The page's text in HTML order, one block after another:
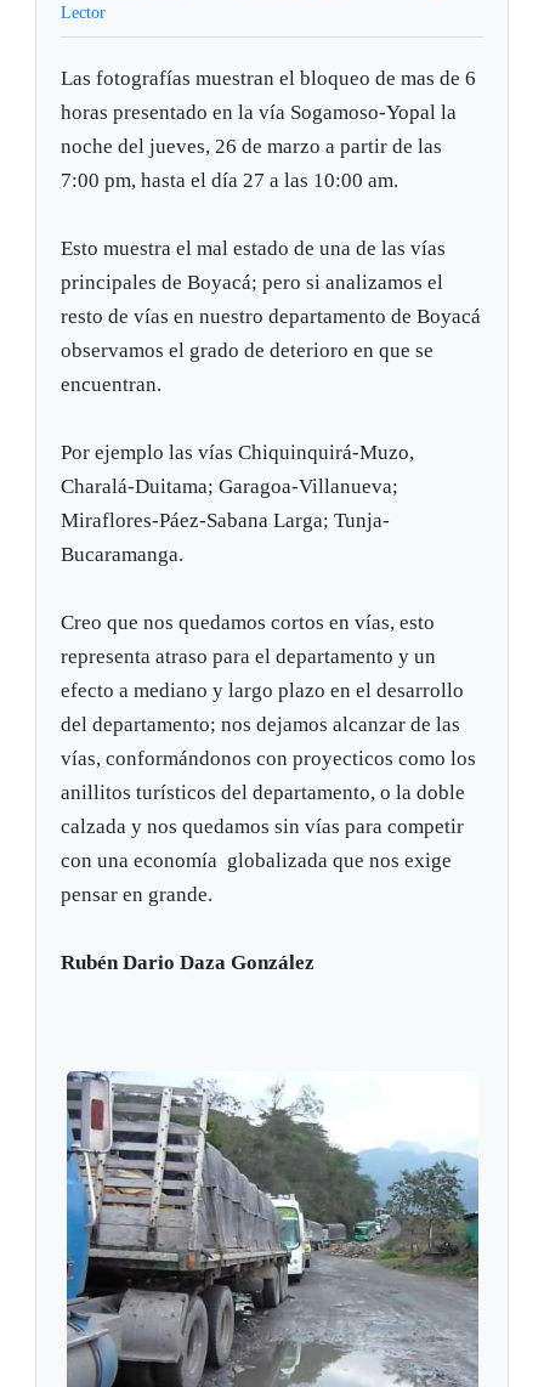
Lector
Las fotografías muestran el bloqueo de mas de 6
horas presentado en la vía Sogamoso-Yopal la
noche del jueves, 26 de marzo a partir de las
7:00 pm, hasta el día 27 a las 10:00 am.
Esto muestra el mal estado de una de las vías
principales de Boyacá; pero si analizamos el
resto de vías en nuestro departamento de Boyacá
observamos el grado de deterioro en que se
encuentran.
Por ejemplo las vías Chiquinquirá-Muzo,
Charalá-Duitama; Garagoa-Villanueva;
Miraflores-Páez-Sabana Larga; Tunja-
Bucaramanga.
Creo que nos quedamos cortos en vías, esto
representa atraso para el departamento y un
efecto a mediano y largo plazo en el desarrollo
del departamento; nos dejamos alcanzar de las
vías, conformándonos con proyecticos como los
anillitos turísticos del departamento, o la doble
calzada y nos quedamos sin vías para competir
con una economía globalizada que nos exige
pensar en grande.
Rubén Dario Daza González